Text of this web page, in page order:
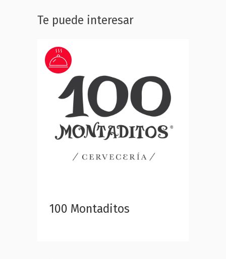
Te puede interesar
100 Montaditos
Canel Rolls